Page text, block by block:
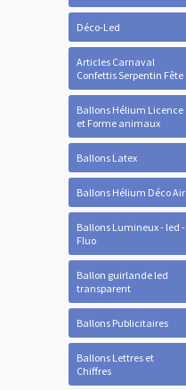
Déco-Led
Articles Carnaval
Confettis Serpentin Fête
Ballons Hélium Licence
et Forme animaux
Ballons Latex
Ballons Hélium Déco Air
Ballons Lumineux - led -
Fluo
Ballon guirlande led
transparent
Ballons Publicitaires
Ballons Lettres et
Chiffres